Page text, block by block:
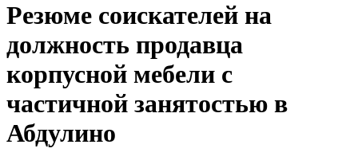
Резюме соискателей на
должность продавца
корпусной мебели с
частичной занятостью в
Абдулино